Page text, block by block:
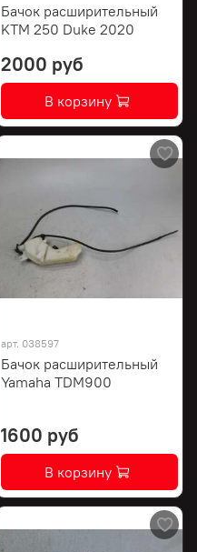
Бачок расширительный
KTM 250 Duke 2020
2000 руб
В корзину
арт. 038597
Бачок расширительный
Yamaha TDM900
1600 руб
В корзину